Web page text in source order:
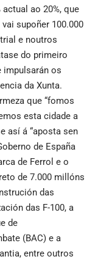
ao 20%, que
supoñer 100.000
e noutros
do primeiro
impulsarán os
da Xunta.
que “fomos
esta cidade a
así á “aposta sen
de España
de Ferrol e o
de 7.000 millóns
das
das F-100, a
de
(BAC) e a
entre outros